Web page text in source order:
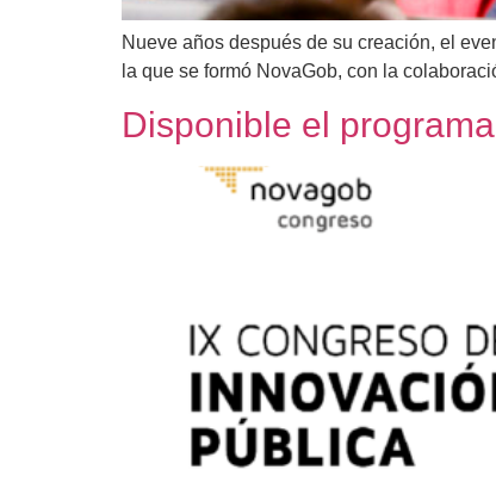
Nueve años después de su creación, el
la que se formó NovaGob, con la
Disponible el